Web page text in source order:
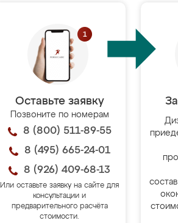
Оставьте заявку
Позвоните по номерам
8 (800) 511-89-55
8 (495) 665-24-01
8 (926) 409-68-13
Или оставьте заявку на сайте для
консультации и
предварительного расчёта
стоимости.